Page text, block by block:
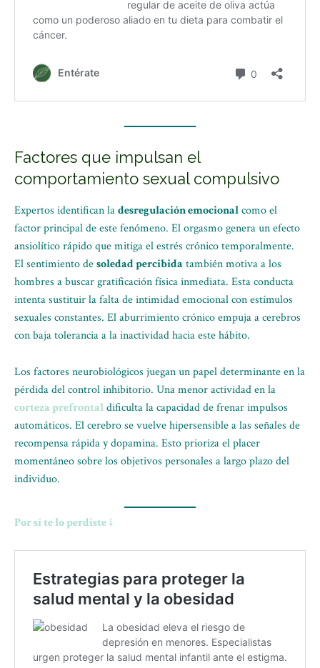
Factores que impulsan el
comportamiento sexual compulsivo
Expertos identifican ladesregulación emocionalcomo el
factor principal de este fenómeno. El orgasmo genera un efecto
ansiolítico rápido que mitiga el estrés crónico temporalmente.
El sentimiento desoledad percibida también motiva a los
hombres a buscar gratificación física inmediata. Esta conducta
intenta sustituir la falta de intimidad emocional con estímulos
sexuales constantes. El aburrimiento crónico empuja a cerebros
con baja tolerancia a la inactividad hacia este hábito.
Los factores neurobiológicos juegan un papel determinante en la
pérdida del control inhibitorio. Una menor actividad en la
corteza prefrontaldificulta la capacidad de frenar impulsos
automáticos. El cerebro se vuelve hipersensible a las señales de
recompensa rápida y dopamina. Esto prioriza el placer
momentáneo sobre los objetivos personales a largo plazo del
individuo.
Por sí te lo perdiste ↓